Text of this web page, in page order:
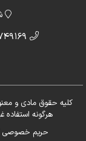
کلیه حقوق مادی و
هرگونه استفاده
حریم خصوصی